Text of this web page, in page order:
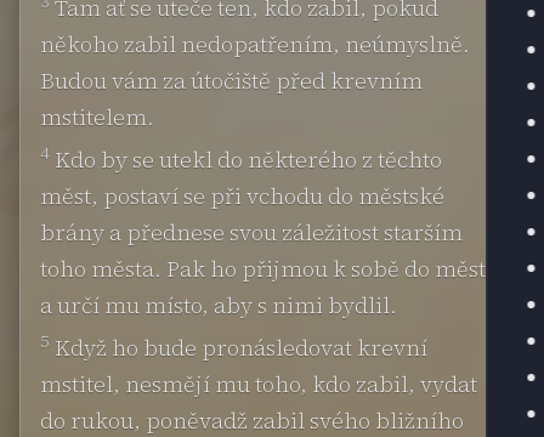
Tam ať se uteče ten, kdo zabil, pokud
někoho zabil nedopatřením, neúmyslně.
Budou vám za útočiště před krevním
mstitelem.
4 Kdo by se utekl do některého z těchto
měst, postaví se při vchodu do městské
brány a přednese svou záležitost starším
toho města. Pak ho přijmou k sobě do města
a určí mu místo, aby s nimi bydlil.
5 Když ho bude pronásledovat krevní
mstitel, nesmějí mu toho, kdo zabil, vydat
do rukou, poněvadž zabil svého bližního